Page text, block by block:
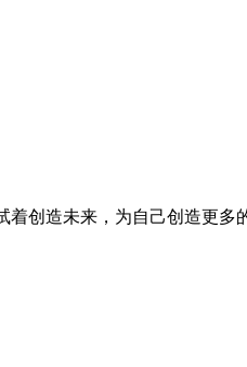
创造未来，为自己创造更多